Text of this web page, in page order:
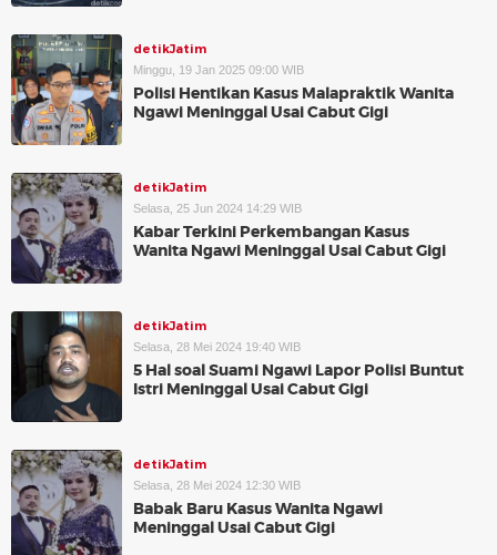
detikJatim
Minggu, 19 Jan 2025 09:00 WIB
Polisi Hentikan Kasus Malapraktik Wanita
Ngawi Meninggal Usai Cabut Gigi
detikJatim
Selasa, 25 Jun 2024 14:29 WIB
Kabar Terkini Perkembangan Kasus
Wanita Ngawi Meninggal Usai Cabut Gigi
detikJatim
Selasa, 28 Mei 2024 19:40 WIB
5 Hal soal Suami Ngawi Lapor Polisi Buntut
Istri Meninggal Usai Cabut Gigi
detikJatim
Selasa, 28 Mei 2024 12:30 WIB
Babak Baru Kasus Wanita Ngawi
Meninggal Usai Cabut Gigi